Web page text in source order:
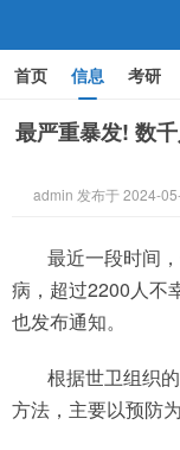
首页 信息 考研
文化 家庭教育
最严重暴发! 数
admin 发布于 2024-
最近一段时间
病，超过2200人不
也发布通知。
根据世卫组织
方法，主要以预防